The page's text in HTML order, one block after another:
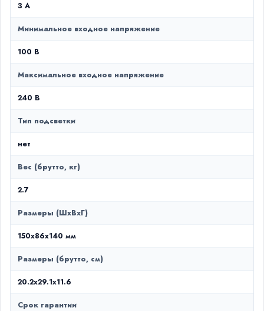
3 А
Минимальное входное напряжение
100 В
Максимальное входное напряжение
240 В
Тип подсветки
нет
Вес (брутто, кг)
2.7
Размеры (ШxВxГ)
150x86x140 мм
Размеры (брутто, см)
20.2x29.1x11.6
Срок гарантии